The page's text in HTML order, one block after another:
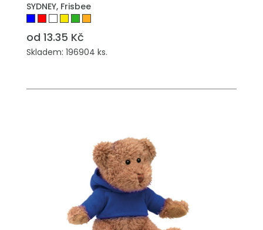
SYDNEY, Frisbee
od 13.35 Kč
Skladem: 196904 ks.